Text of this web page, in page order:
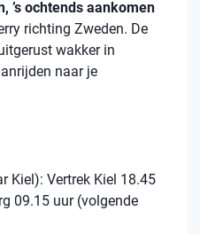
’s ochtends aankomen
richting Zweden. De
wakker in
naar je
Kiel): Vertrek Kiel 18.45
09.15 uur (volgende